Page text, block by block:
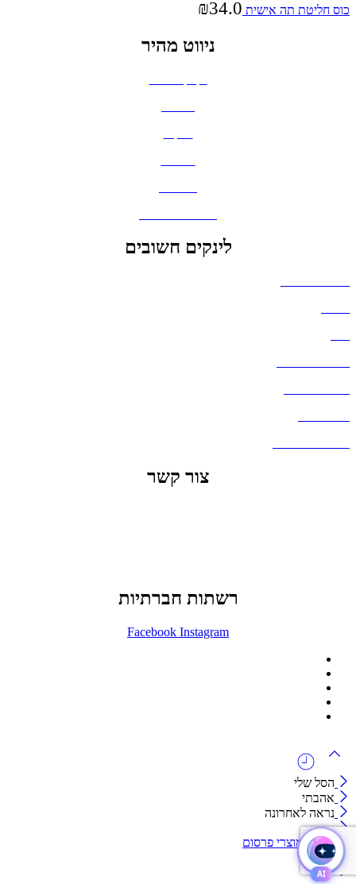
כוס חליטת תה אישית ₪34.0
ניווט מהיר
לינקים חשובים
צור קשר
רשתות חברתיות
Facebook Instagram
הסל שלי
אהבתי
נראה לאחרונה
קטגוריות